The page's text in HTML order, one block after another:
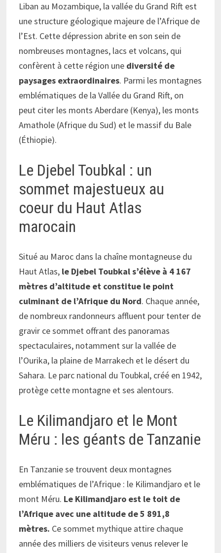
Liban au Mozambique, la vallée du Grand Rift est
une structure géologique majeure de l’Afrique de
l’Est. Cette dépression abrite en son sein de
nombreuses montagnes, lacs et volcans, qui
confèrent à cette région une diversité de
paysages extraordinaires. Parmi les montagnes
emblématiques de la Vallée du Grand Rift, on
peut citer les monts Aberdare (Kenya), les monts
Amathole (Afrique du Sud) et le massif du Bale
(Éthiopie).
Le Djebel Toubkal : un
sommet majestueux au
coeur du Haut Atlas
marocain
Situé au Maroc dans la chaîne montagneuse du
Haut Atlas, le Djebel Toubkal s’élève à 4 167
mètres d’altitude et constitue le point
culminant de l’Afrique du Nord. Chaque année,
de nombreux randonneurs affluent pour tenter de
gravir ce sommet offrant des panoramas
spectaculaires, notamment sur la vallée de
l’Ourika, la plaine de Marrakech et le désert du
Sahara. Le parc national du Toubkal, créé en 1942,
protège cette montagne et ses alentours.
Le Kilimandjaro et le Mont
Méru : les géants de Tanzanie
En Tanzanie se trouvent deux montagnes
emblématiques de l’Afrique : le Kilimandjaro et le
mont Méru. Le Kilimandjaro est le toit de
l’Afrique avec une altitude de 5 891,8
mètres. Ce sommet mythique attire chaque
année des milliers de visiteurs venus relever le